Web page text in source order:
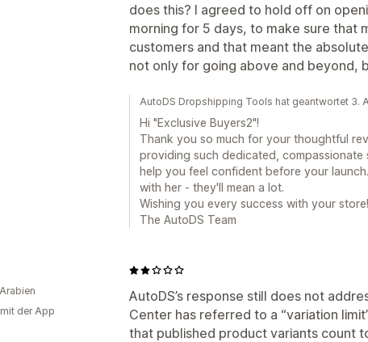
does this? I agreed to hold off on
morning for 5 days, to make sure that
customers and that meant the
not only for going above and beyond,
AutoDS Dropshipping Tools hat geantwortet 3.
Hi "Exclusive Buyers2"!
Thank you so much for your thoughtful
providing such dedicated,
help you feel confident before your
with her - they'll mean a lot.
Wishing you every success with your store!
The AutoDS Team
AutoDS’s response still does not
Center has referred to a “variation
that published product variants count
der App